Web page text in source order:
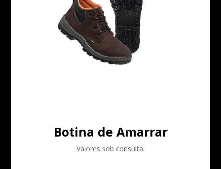
Botina de Amarrar
Valores sob consulta.